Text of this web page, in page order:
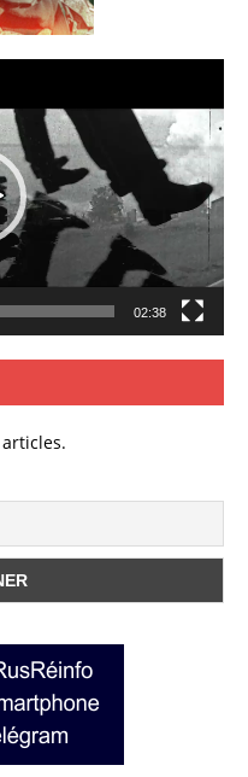
02:38